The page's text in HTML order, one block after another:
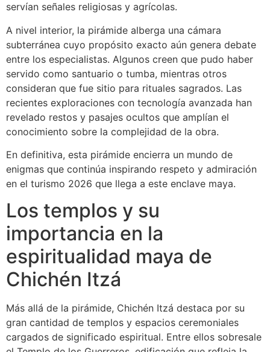
servían señales religiosas y agrícolas.
A nivel interior, la pirámide alberga una cámara
subterránea cuyo propósito exacto aún genera debate
entre los especialistas. Algunos creen que pudo haber
servido como santuario o tumba, mientras otros
consideran que fue sitio para rituales sagrados. Las
recientes exploraciones con tecnología avanzada han
revelado restos y pasajes ocultos que amplían el
conocimiento sobre la complejidad de la obra.
En definitiva, esta pirámide encierra un mundo de
enigmas que continúa inspirando respeto y admiración
en el turismo 2026 que llega a este enclave maya.
Los templos y su
importancia en la
espiritualidad maya de
Chichén Itzá
Más allá de la pirámide, Chichén Itzá destaca por su
gran cantidad de templos y espacios ceremoniales
cargados de significado espiritual. Entre ellos sobresale